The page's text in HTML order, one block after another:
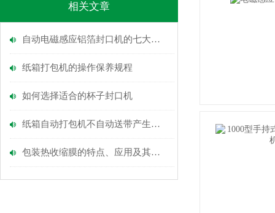
相关文章
自动电磁感应铝箔封口机的七大产品特点
纸箱打包机的操作保养规程
如何选择适合的杯子封口机
纸箱自动打包机不自动送带产生的原因
包装热收缩膜的特点、应用及其对环境的影响